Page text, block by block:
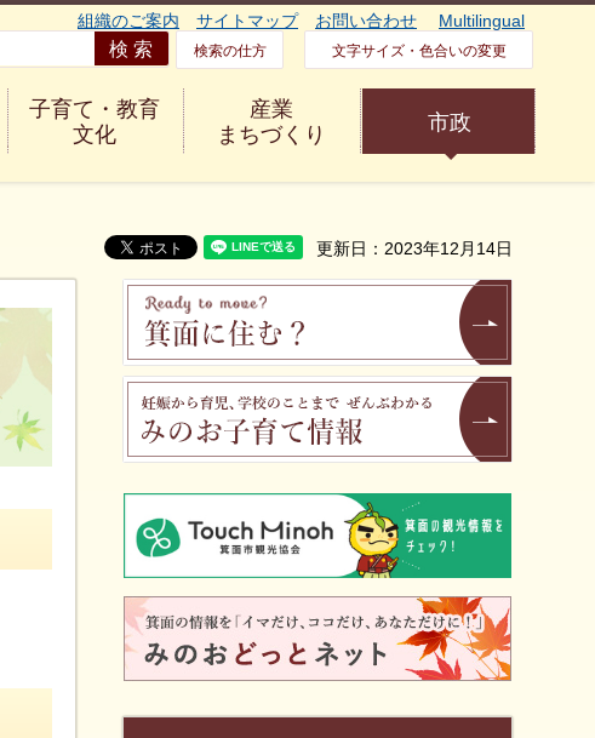
組織のご案内 サイトマップ お問い合わせ Multilingual
検索の仕方 文字サイズ・色合いの変更
子育て・教育
文化
産業
まちづくり
市政
更新日：2023年12月14日